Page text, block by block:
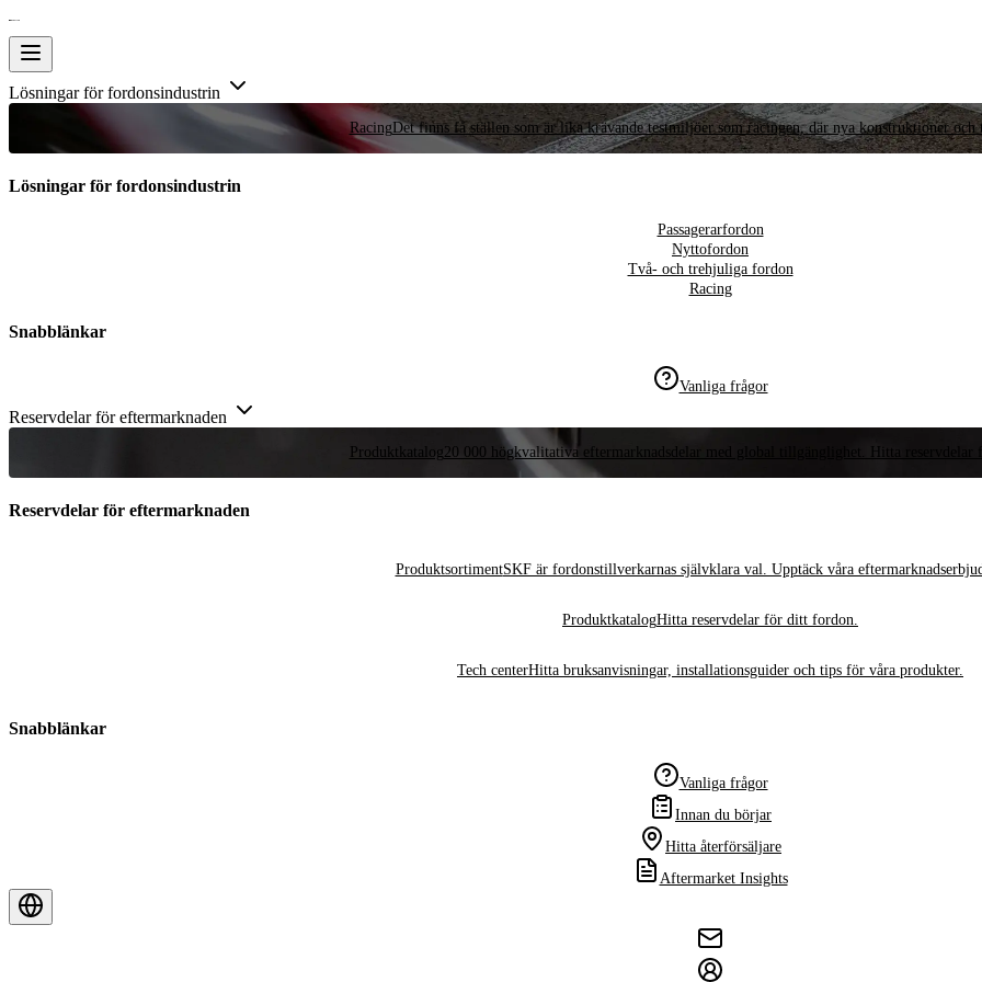
Lösningar för fordonsindustrin
RacingDet finns få ställen som är lika krävande testmiljöer som racingen, där nya konstruktioner och
Lösningar för fordonsindustrin
Passagerarfordon
Nyttofordon
Två- och trehjuliga fordon
Racing
Snabblänkar
Vanliga frågor
Reservdelar för eftermarknaden
Produktkatalog20 000 högkvalitativa eftermarknadsdelar med global tillgänglighet. Hitta reservdelar
Reservdelar för eftermarknaden
ProduktsortimentSKF är fordonstillverkarnas självklara val. Upptäck våra
ProduktkatalogHitta reservdelar för ditt fordon.
Tech centerHitta bruksanvisningar, installationsguider och tips för våra produkter.
Snabblänkar
Vanliga frågor
Innan du börjar
Hitta återförsäljare
Aftermarket Insights